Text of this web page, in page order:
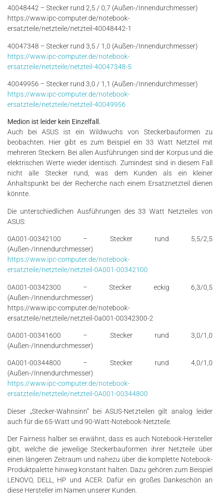
40048442 – Stecker rund 2,5 / 0,7 (Außen-/Innendurchmesser)
https://www.ipc-computer.de/notebook-
ersatzteile/netzteile/netzteil-40048442-1
40047348 – Stecker rund 3,5 / 1,0 (Außen-/Innendurchmesser)
https://www.ipc-computer.de/notebook-
ersatzteile/netzteile/netzteil-40047348-5
40049956 – Stecker rund 3,0 / 1,1 (Außen-/Innendurchmesser)
https://www.ipc-computer.de/notebook-
ersatzteile/netzteile/netzteil-40049956
Medion ist leider kein Einzelfall.
Auch bei ASUS ist ein Wildwuchs von Steckerbauformen zu
beobachten. Hier gibt es zum Beispiel ein 33 Watt Netzteil mit
mehreren Steckern. Bei allen Ausführungen sind der Korpus und die
elektrischen Werte wieder identisch. Zumindest sind in diesem Fall
nicht alle Stecker rund, was dem Kunden als ein kleiner
Anhaltspunkt bei der Recherche nach einem Ersatznetzteil dienen
könnte.
Die unterschiedlichen Ausführungen des 33 Watt Netzteiles von
ASUS:
0A001-00342100 – Stecker rund 5,5/2,5
(Außen-/Innendurchmesser)
https://www.ipc-computer.de/notebook-
ersatzteile/netzteile/netzteil-0A001-00342100
0A001-00342300 – Stecker eckig 6,3/0,5
(Außen-/Innendurchmesser)
https://www.ipc-computer.de/notebook-
ersatzteile/netzteile/netzteil-0a001-00342300-2
0A001-00341600 – Stecker rund 3,0/1,0
(Außen-/Innendurchmesser)
0A001-00344800 – Stecker rund 4,0/1,0
(Außen-/Innendurchmesser)
https://www.ipc-computer.de/notebook-
ersatzteile/netzteile/netzteil-0A001-00344800
Dieser „Stecker-Wahnsinn“ bei ASUS-Netzteilen gilt analog leider
auch für die 65-Watt und 90-Watt-Notebook-Netzteile.
Der Fairness halber sei erwähnt, dass es auch Notebook-Hersteller
gibt, welche die jeweilige Steckerbauformen ihrer Netzteile über
einen längeren Zeitraum und nahezu über die komplette Notebook-
Produktpalette hinweg konstant halten. Dazu gehören zum Beispiel
LENOVO, DELL, HP und ACER. Dafür ein großes Dankeschön an
diese Hersteller im Namen unserer Kunden.